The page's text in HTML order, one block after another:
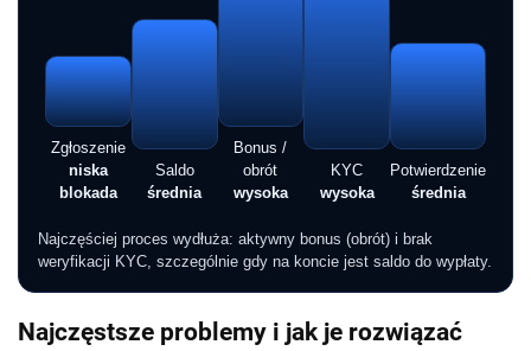
Zgłoszenie
niska
blokada
Saldo
średnia
Bonus /
obrót
wysoka
KYC
wysoka
Potwierdzenie
średnia
Najczęściej proces wydłuża: aktywny bonus (obrót) i brak
weryfikacji KYC, szczególnie gdy na koncie jest saldo do wypłaty.
Najczęstsze problemy i jak je rozwiązać